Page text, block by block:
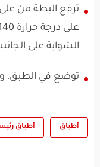
ترفع البطة من
الشواية على
توضع في الطبق،
أطباق أطباق